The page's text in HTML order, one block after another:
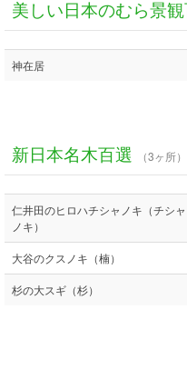
美しい日本のむら景
神在居
新日本名木百選 （3ヶ所）
仁井田のヒロハチシャノキ（チシャ
ノキ）
大谷のクスノキ（楠）
杉の大スギ（杉）